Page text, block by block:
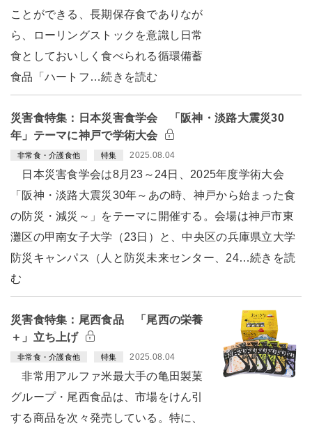
ことができる、長期保存食でありなが
ら、ローリングストックを意識し日常
食としておいしく食べられる循環備蓄
食品「ハートフ…続きを読む
災害食特集：日本災害食学会 「阪神・淡路大震災30
年」テーマに神戸で学術大会
非常食・介護食他 特集 2025.08.04
日本災害食学会は8月23～24日、2025年度学術大会
「阪神・淡路大震災30年～あの時、神戸から始まった食
の防災・減災～」をテーマに開催する。会場は神戸市東
灘区の甲南女子大学（23日）と、中央区の兵庫県立大学
防災キャンパス（人と防災未来センター、24…続きを読
む
災害食特集：尾西食品 「尾西の栄養
＋」立ち上げ
非常食・介護食他 特集 2025.08.04
非常用アルファ米最大手の亀田製菓
グループ・尾西食品は、市場をけん引
する商品を次々発売している。特に、